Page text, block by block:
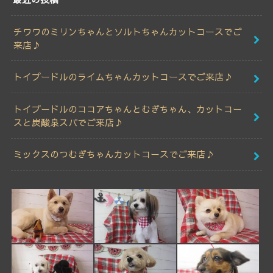
チワワのミリンちゃんとソルトちゃんカットコースでご
来店♪
トイプードルのライムちゃんカットコースでご来店♪
トイプードルのココアちゃんとむぎちゃん、カットコー
スと炭酸泉スパでご来店♪
ミックスのつむぎちゃんカットコースでご来店♪